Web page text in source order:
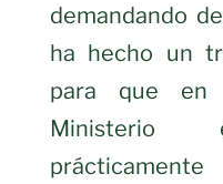
demandando
ha hecho un
para que en
Ministerio